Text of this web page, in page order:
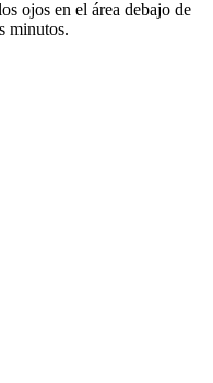
ojos en el área debajo de
minutos.